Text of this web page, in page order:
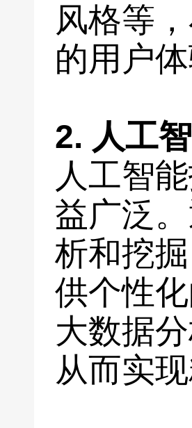
风格等
的用户体
2. 人工
人工智
益广泛
析和挖
供个性
大数据
从而实